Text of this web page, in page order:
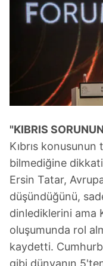
"KIBRIS
Kıbrıs
bilmediğine
Ersin Tatar,
düşündüğünü,
dinlediklerini ama
oluşumunda rol
kaydetti.
gibi dünyanın